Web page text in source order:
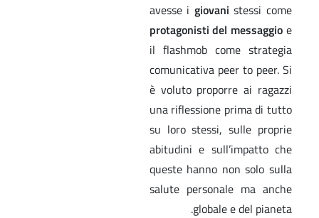
avesse i giovani stessi come
protagonisti del messaggio e
il flashmob come strategia
comunicativa peer to peer. Si
è voluto proporre ai ragazzi
una riflessione prima di tutto
su loro stessi, sulle proprie
abitudini e sull’impatto che
queste hanno non solo sulla
salute personale ma anche
globale e del pianeta.